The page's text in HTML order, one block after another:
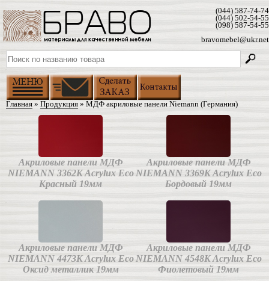
(044) 587-74-74
(044) 502-54-55
(098) 587-54-55
bravomebel@ukr.net
Главная » Продукция » МДФ акриловые панели Niemann (Германия)
Акриловые панели МДФ
NIEMANN 3362K Acrylux Eco
Красный 19мм
Акриловые панели МДФ
NIEMANN 3369K Acrylux Eco
Бордовый 19мм
Акриловые панели МДФ
NIEMANN 4473K Acrylux Eco
Оксид металлик 19мм
Акриловые панели МДФ
NIEMANN 4548K Acrylux Eco
Фиолетовый 19мм